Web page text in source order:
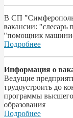
В СП
вакансии: "слесарь
"помощник
Подробнее
Информация о
Ведущие
трудоустроить до
программы высшего
образования
Подробнее